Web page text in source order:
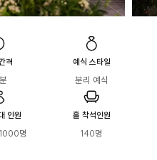
격 예식 스타일
분리 예식
인원
명
홀 착석인원
140명